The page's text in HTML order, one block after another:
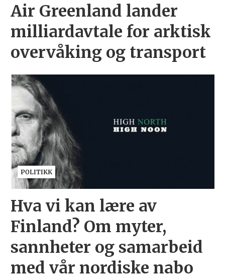
Air Greenland lander
milliardavtale for arktisk
overvåking og transport
POLITIKK
Hva vi kan lære av
Finland? Om myter,
sannheter og samarbeid
med vår nordiske nabo